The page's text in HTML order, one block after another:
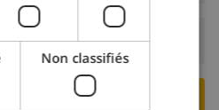
Avant: 10:00
CETTE VILLA ›
Non classifiés